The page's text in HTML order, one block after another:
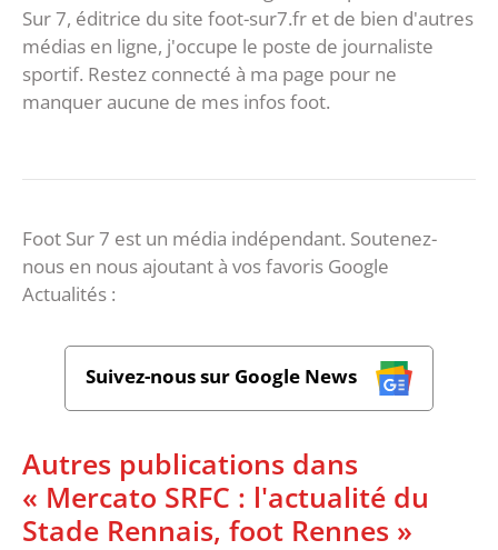
Sur 7, éditrice du site foot-sur7.fr et de bien d'autres
médias en ligne, j'occupe le poste de journaliste
sportif. Restez connecté à ma page pour ne
manquer aucune de mes infos foot.
Foot Sur 7 est un média indépendant. Soutenez-
nous en nous ajoutant à vos favoris Google
Actualités :
Suivez-nous sur Google News
Autres publications dans
« Mercato SRFC : l'actualité du
Stade Rennais, foot Rennes »